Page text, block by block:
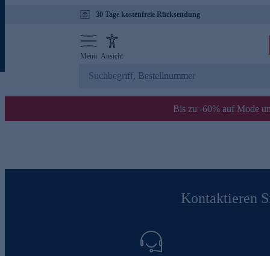
30 Tage kostenfreie Rücksendung
Menü Ansicht
Bis zu -60% auf Mode
Kontaktieren